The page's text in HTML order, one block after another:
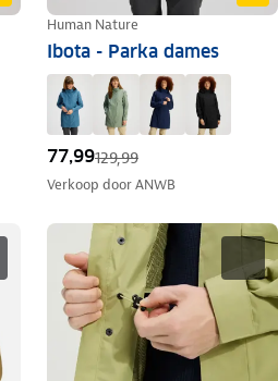
Human Nature
Ibota - Parka dames
77,99129,99
Verkoop doorANWB